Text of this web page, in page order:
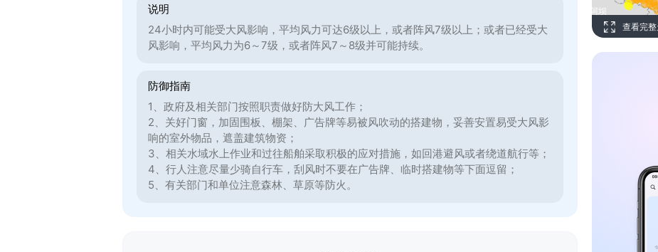
说明
24小时内可能受大风影响，平均风力可达6级以上，或者阵风7级以上；或者已经受大
风影响，平均风力为6～7级，或者阵风7～8级并可能持续。
防御指南
1、政府及相关部门按照职责做好防大风工作；
2、关好门窗，加固围板、棚架、广告牌等易被风吹动的搭建物，妥善安置易受大风影
响的室外物品，遮盖建筑物资；
3、相关水域水上作业和过往船舶采取积极的应对措施，如回港避风或者绕道航行等；
4、行人注意尽量少骑自行车，刮风时不要在广告牌、临时搭建物等下面逗留；
5、有关部门和单位注意森林、草原等防火。
查看完